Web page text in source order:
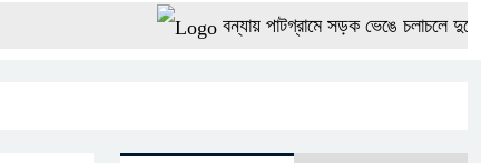
বন্যায় পাটগ্রামে সড়ক ভেঙে চলাচলে দুর্ভোগ